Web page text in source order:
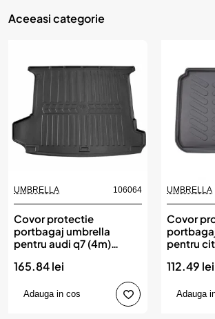
Aceeasi categorie
UMBRELLA 106064
Covor protectie
portbagaj umbrella
pentru audi q7 (4m)
165.84 lei
Adauga in cos
UMBRELLA
Covor
pentru
112.49 lei
Adauga